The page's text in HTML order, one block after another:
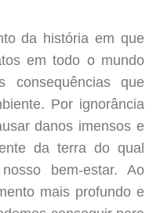
da história em que
em todo o mundo
consequências que
Por ignorância
danos imensos e
da terra do qual
bem-estar. Ao
mais profundo e